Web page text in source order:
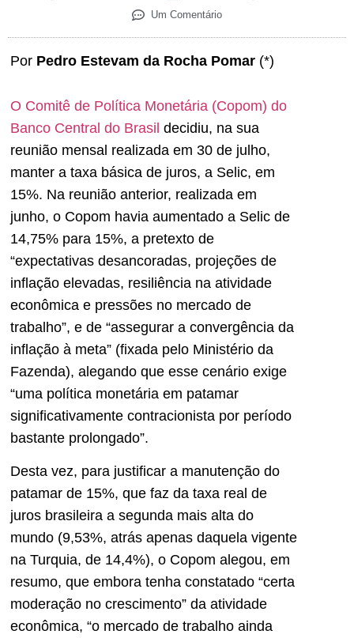
Um Comentário
Por Pedro Estevam da Rocha Pomar (*)
O Comitê de Política Monetária (Copom) do
Banco Central do Brasil decidiu, na sua
reunião mensal realizada em 30 de julho,
manter a taxa básica de juros, a Selic, em
15%. Na reunião anterior, realizada em
junho, o Copom havia aumentado a Selic de
14,75% para 15%, a pretexto de
“expectativas desancoradas, projeções de
inflação elevadas, resiliência na atividade
econômica e pressões no mercado de
trabalho”, e de “assegurar a convergência da
inflação à meta” (fixada pelo Ministério da
Fazenda), alegando que esse cenário exige
“uma política monetária em patamar
significativamente contracionista por período
bastante prolongado”.
Desta vez, para justificar a manutenção do
patamar de 15%, que faz da taxa real de
juros brasileira a segunda mais alta do
mundo (9,53%, atrás apenas daquela vigente
na Turquia, de 14,4%), o Copom alegou, em
resumo, que embora tenha constatado “certa
moderação no crescimento” da atividade
econômica, “o mercado de trabalho ainda